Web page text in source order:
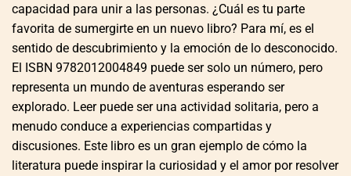
capacidad para unir a las personas. ¿Cuál es tu parte
favorita de sumergirte en un nuevo libro? Para mí, es el
sentido de descubrimiento y la emoción de lo desconocido.
El ISBN 9782012004849 puede ser solo un número, pero
representa un mundo de aventuras esperando ser
explorado. Leer puede ser una actividad solitaria, pero a
menudo conduce a experiencias compartidas y
discusiones. Este libro es un gran ejemplo de cómo la
literatura puede inspirar la curiosidad y el amor por resolver